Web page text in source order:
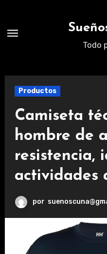
contenido
Todo
Productos
Camiseta
hombre de
resistencia,
actividades
por